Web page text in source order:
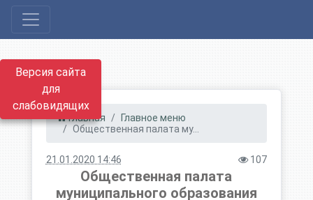
Версия сайта
для
слабовидящих
Главная
Главное меню
Общественная палата му...
21.01.2020 14:46 107
Общественная палата
муниципального образования